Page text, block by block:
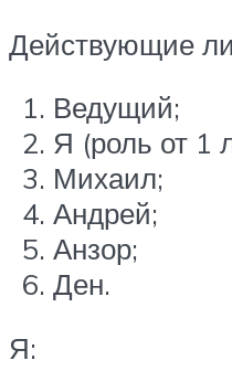
Действующие
Ведущий;
Я (роль от 1
Михаил;
Андрей;
Анзор;
Ден.
Я: